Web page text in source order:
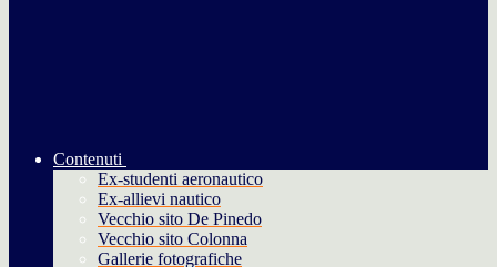
Contenuti
Ex-studenti aeronautico
Ex-allievi nautico
Vecchio sito De Pinedo
Vecchio sito Colonna
Gallerie fotografiche